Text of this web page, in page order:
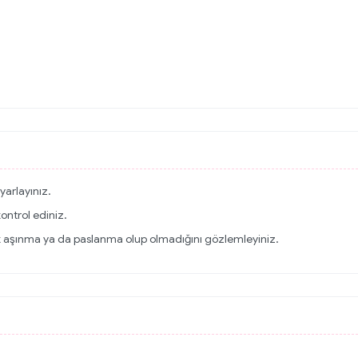
ediniz.
ya da paslanma olup olmadığını gözlemleyiniz.